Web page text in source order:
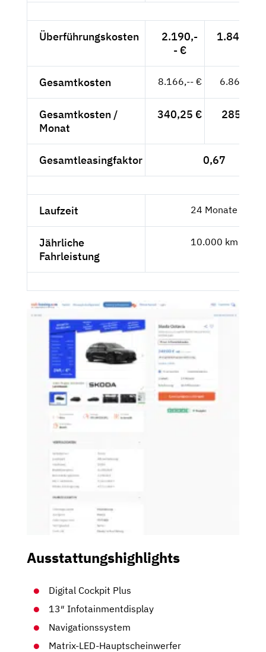
Überführungskosten
2.190,-
- €
1.840,34
Gesamtkosten 8.166,-- € 6.862,18
Gesamtkosten /
Monat
340,25 € 285,92 €
Gesamtleasingfaktor 0,67
Laufzeit 24 Monate
Jährliche
Fahrleistung
10.000 km
Ausstattungshighlights
Digital Cockpit Plus
13″ Infotainmentdisplay
Navigationssystem
Matrix-LED-Hauptscheinwerfer